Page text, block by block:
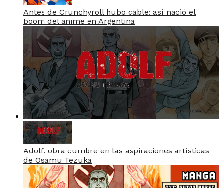
Antes de Crunchyroll hubo cable: así nació el
boom del anime en Argentina
Adolf: obra cumbre en las aspiraciones artísticas
de Osamu Tezuka